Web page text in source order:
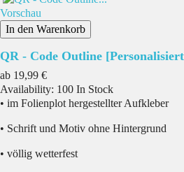
Vorschau
In den Warenkorb
QR - Code Outline
ab Preis
19,99 €
Availability: 100 In Stock
• im Folienplot hergestellter Aufkleber
• Schrift und Motiv ohne Hintergrund
• völlig wetterfest